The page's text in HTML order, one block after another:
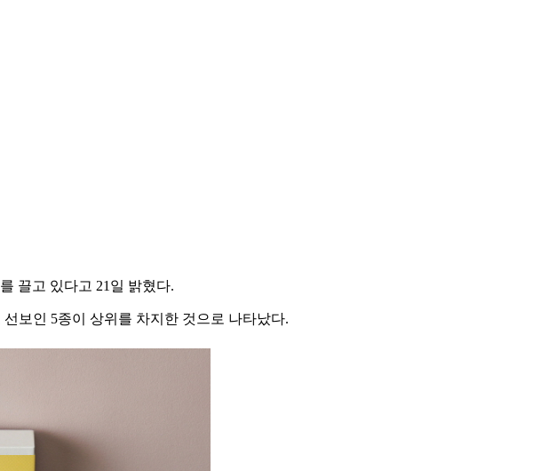
끌고 있다고 21일 밝혔다.
보인 5종이 상위를 차지한 것으로 나타났다.